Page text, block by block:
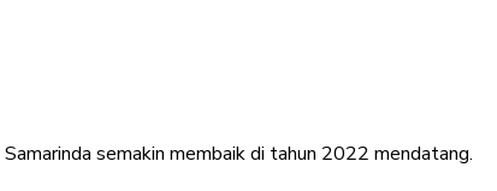
semakin membaik di tahun 2022 mendatang.